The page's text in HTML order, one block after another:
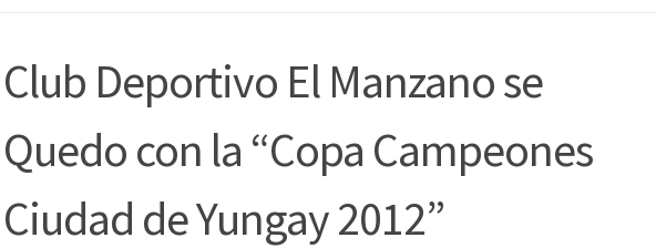
Club Deportivo El Manzano se
Quedo con la “Copa Campeones
Ciudad de Yungay 2012”